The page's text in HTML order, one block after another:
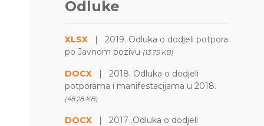
Odluke
XLSX | 2019. Odluka o dodjeli potpora
po Javnom pozivu (13.75 KB)
DOCX | 2018. Odluka o dodjeli
potporama i manifestacijama u 2018.
(48.28 KB)
DOCX | 2017 .Odluka o dodjeli